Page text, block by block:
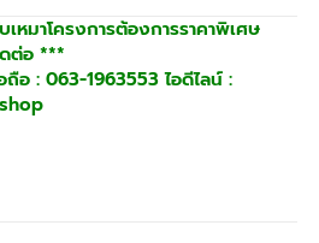
หมาโครงการต้องการราคาพิเศษ
ต่อ ***
ถือ : 063-1963553 ไอดีไลน์ :